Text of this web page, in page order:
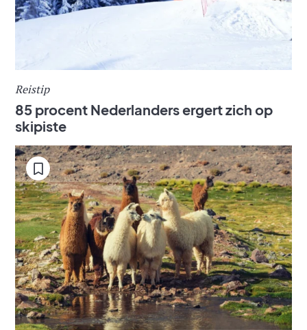
Reistip
85 procent Nederlanders ergert zich op
skipiste